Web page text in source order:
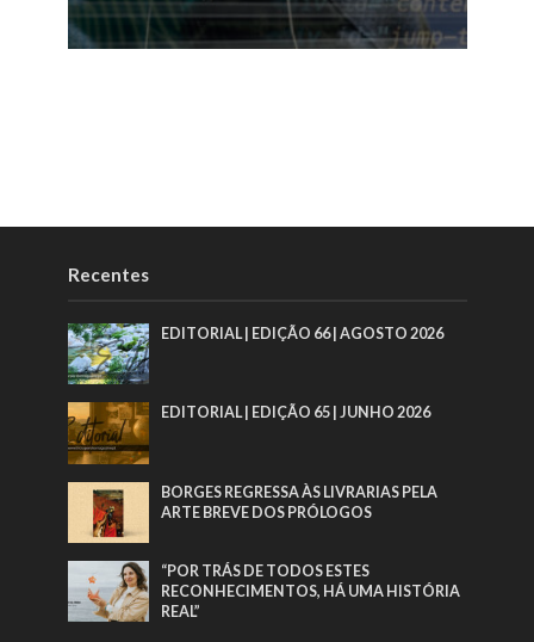
Recentes
EDITORIAL | EDIÇÃO 66 | AGOSTO 2026
EDITORIAL | EDIÇÃO 65 | JUNHO 2026
BORGES REGRESSA ÀS LIVRARIAS PELA
ARTE BREVE DOS PRÓLOGOS
“POR TRÁS DE TODOS ESTES
RECONHECIMENTOS, HÁ UMA HISTÓRIA
REAL”